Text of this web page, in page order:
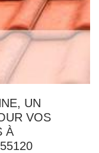
UN
VOS
À